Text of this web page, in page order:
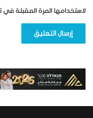
لاستخدامها المرة المقبلة